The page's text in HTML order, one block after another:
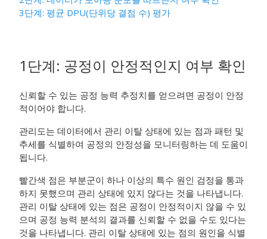
3단계: 평균 DPU(단위당 결점 수) 평가
1단계: 공정이 안정적인지 여부 확인
신뢰할 수 있는 공정 능력 추정치를 얻으려면 공정이 안정
적이어야 합니다.
관리도는 데이터에서 관리 이탈 상태에 있는 점과 패턴 및
추세를 식별하여 공정의 안정성을 모니터링하는 데 도움이
됩니다.
빨간색 점은 부분군이 하나 이상의 특수 원인 검정을 통과
하지 못했으며 관리 상태에 있지 않다는 것을 나타냅니다.
관리 이탈 상태에 있는 점은 공정이 안정적이지 않을 수 있
으며 공정 능력 분석의 결과를 신뢰할 수 없을 수도 있다는
것을 나타냅니다. 관리 이탈 상태에 있는 점의 원인을 식별